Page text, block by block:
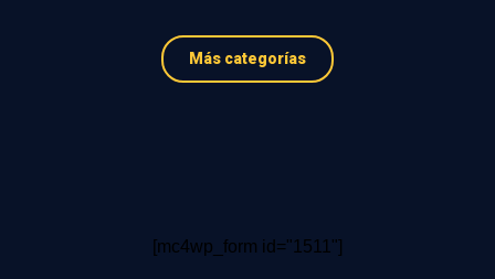
Más categorías
[mc4wp_form id="1511"]